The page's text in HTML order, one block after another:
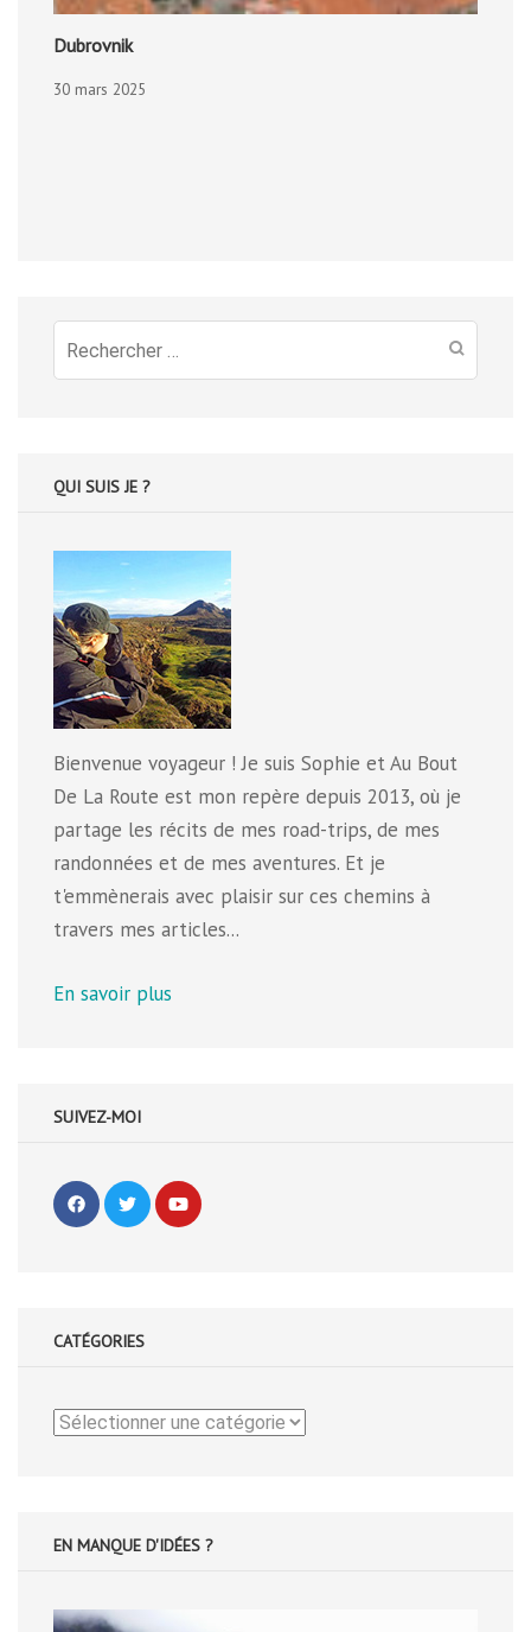
Dubrovnik
30 mars 2025
Recherche
pour
QUI SUIS JE ?
Bienvenue voyageur ! Je suis Sophie et Au Bout
De La Route est mon repère depuis 2013, où je
partage les récits de mes road-trips, de mes
randonnées et de mes aventures. Et je
t'emmènerais avec plaisir sur ces chemins à
travers mes articles...
En savoir plus
SUIVEZ-MOI
CATÉGORIES
Catégories
EN MANQUE D'IDÉES ?